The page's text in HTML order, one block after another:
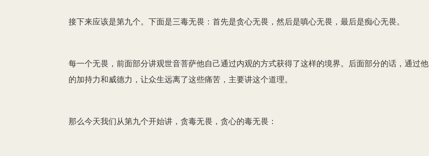
接下来应该是第九个。下面是三毒无畏：首先是贪心无畏，然后是嗔心无畏，最后是痴心无畏。
每一个无畏，前面部分讲观世音菩萨他自己通过内观的方式获得了这样的境界。后面部分的话，通过他
的加持力和威德力，让众生远离了这些痛苦，主要讲这个道理。
那么今天我们从第九个开始讲，贪毒无畏，贪心的毒无畏：